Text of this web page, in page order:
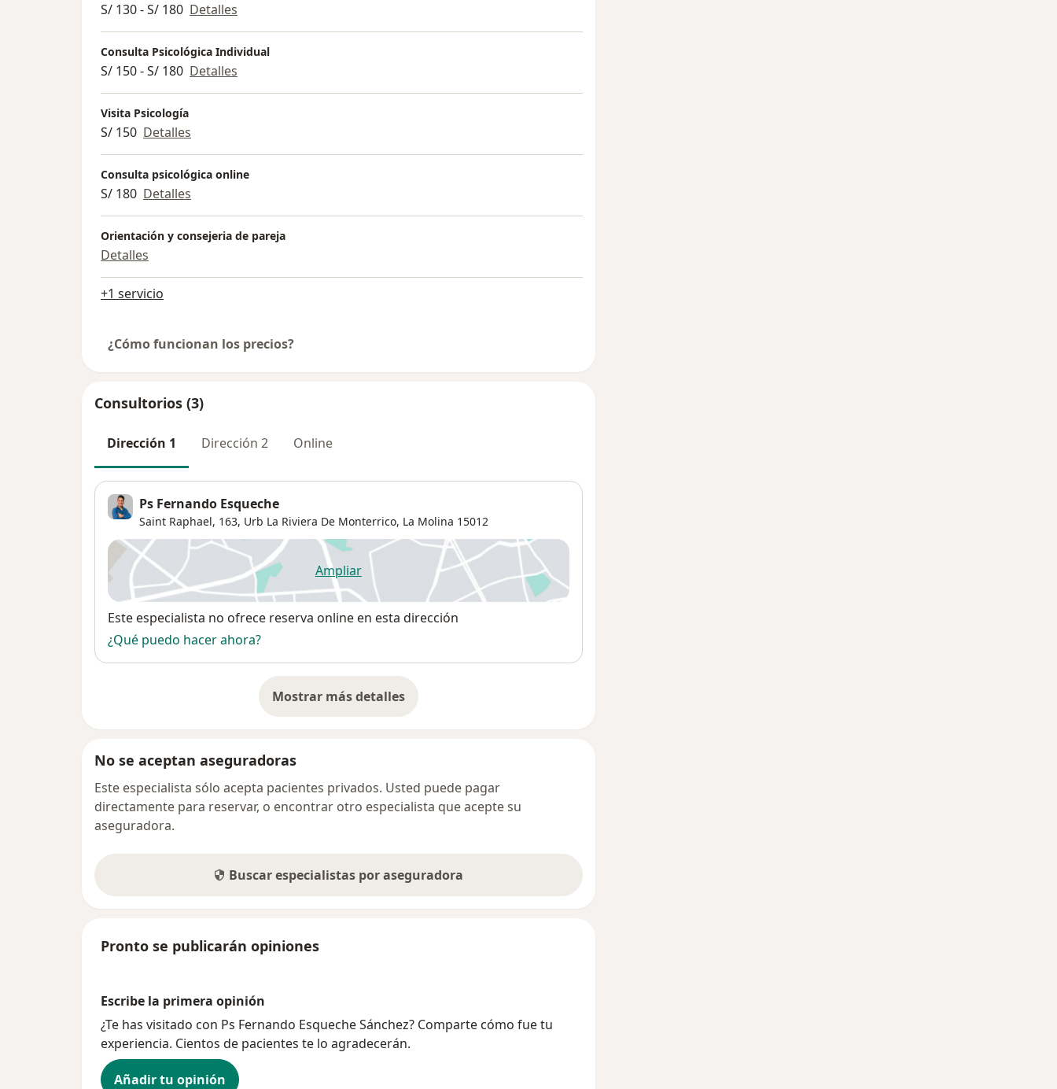
S/ 130 - S/ 180 Detalles
Consulta Psicológica Individual
S/ 150 - S/ 180 Detalles
Visita Psicología
S/ 150 Detalles
Consulta psicológica online
S/ 180 Detalles
Orientación y consejeria de pareja
Detalles
+1 servicio
¿Cómo funcionan los precios?
Consultorios (3)
Dirección 1 Dirección 2 Online
Ps Fernando Esqueche
Saint Raphael, 163, Urb La Riviera De Monterrico, La Molina 15012
Ampliarse abre en una nueva pestaña
Disponibilidad
Este especialista no ofrece reserva online en esta dirección
¿Qué puedo hacer ahora?
Mostrar más detalles
sobre la dirección
No se aceptan aseguradoras
Este especialista sólo acepta pacientes privados. Usted puede pagar
directamente para reservar, o encontrar otro especialista que acepte su
aseguradora.
Buscar especialistas por aseguradora
Pronto se publicarán opiniones
Escribe la primera opinión
¿Te has visitado con Ps Fernando Esqueche Sánchez? Comparte cómo fue tu
experiencia. Cientos de pacientes te lo agradecerán.
Añadir tu opinión